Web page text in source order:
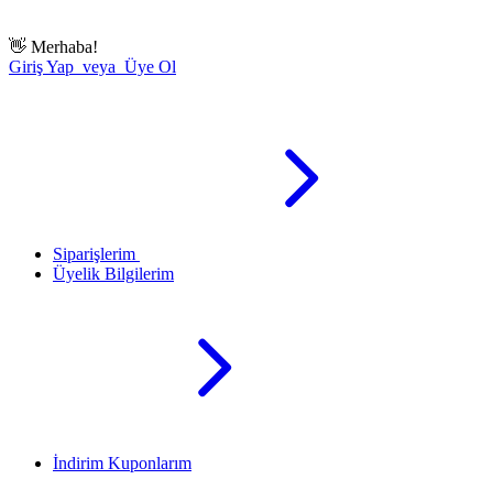
👋 Merhaba!
Giriş Yap veya Üye Ol
Siparişlerim
Üyelik Bilgilerim
İndirim Kuponlarım